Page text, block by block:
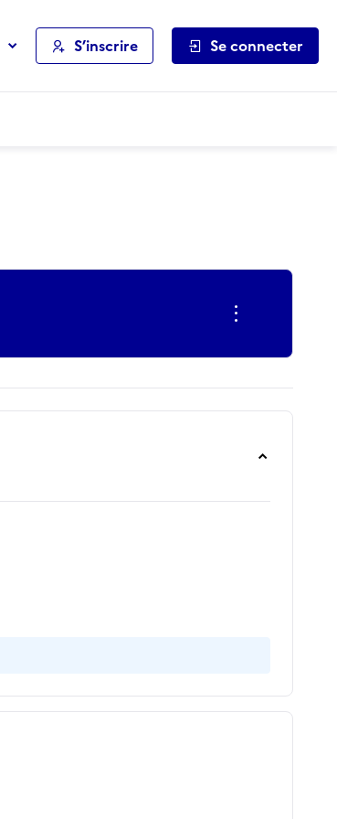
S’inscrire Se connecter